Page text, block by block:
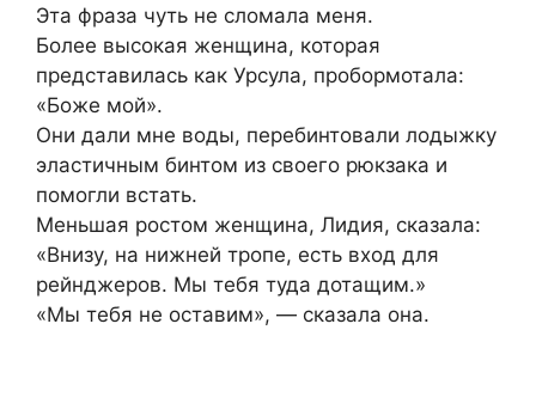
Эта фраза чуть не сломала меня.
Более высокая женщина, которая
представилась как Урсула, пробормотала:
«Боже мой».
Они дали мне воды, перебинтовали лодыжку
эластичным бинтом из своего рюкзака и
помогли встать.
Меньшая ростом женщина, Лидия, сказала:
«Внизу, на нижней тропе, есть вход для
рейнджеров. Мы тебя туда дотащим.»
«Мы тебя не оставим», — сказала она.